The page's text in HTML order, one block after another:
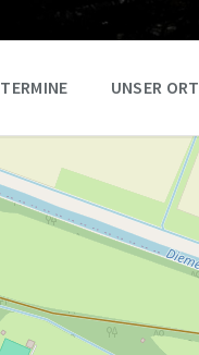
TERMINE UNSER ORT